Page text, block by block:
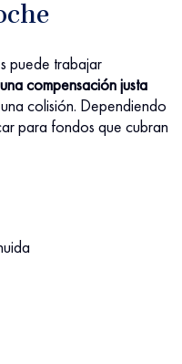
puede trabajar
compensación justa
colisión. Dependiendo
para fondos que cubran